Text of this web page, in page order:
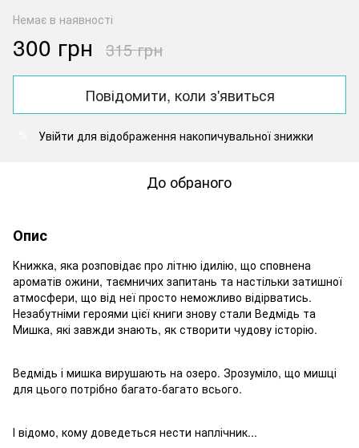
Немає в наявності
300 грн 315 грн
Повідомити, коли з'явиться
Увійти для відображення накопичувальної знижки
До обраного
Опис
Книжка, яка розповідає про літню ідилію, що сповнена
ароматів ожини, таємничих запитань та настільки затишної
атмосфери, що від неї просто неможливо відірватись.
Незабутніми героями цієї книги знову стали Ведмідь та
Мишка, які завжди знають, як створити чудову історію.
Ведмідь і мишка вирушають на озеро. Зрозуміло, що мишці
для цього потрібно багато-багато всього.
І відомо, кому доведеться нести наплічник...